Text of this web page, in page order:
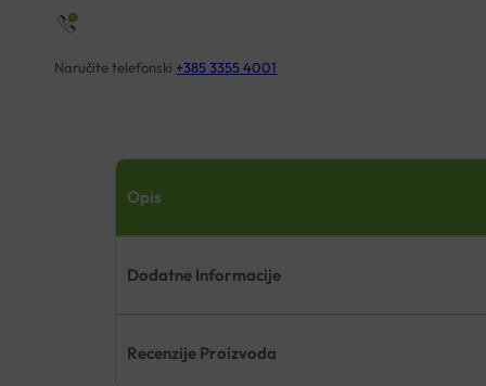
Naručite telefonski +385 3355 4001
Opis
Dodatne Informacije
Recenzije Proizvoda